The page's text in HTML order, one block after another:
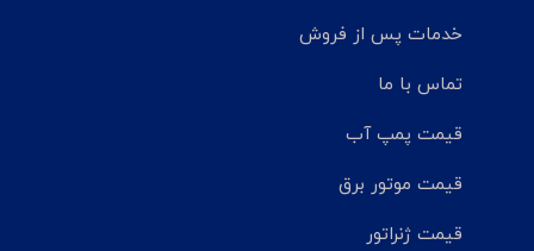
خدمات پس از فروش
تماس با ما
قیمت پمپ آب
قیمت موتور برق
قیمت ژنراتور